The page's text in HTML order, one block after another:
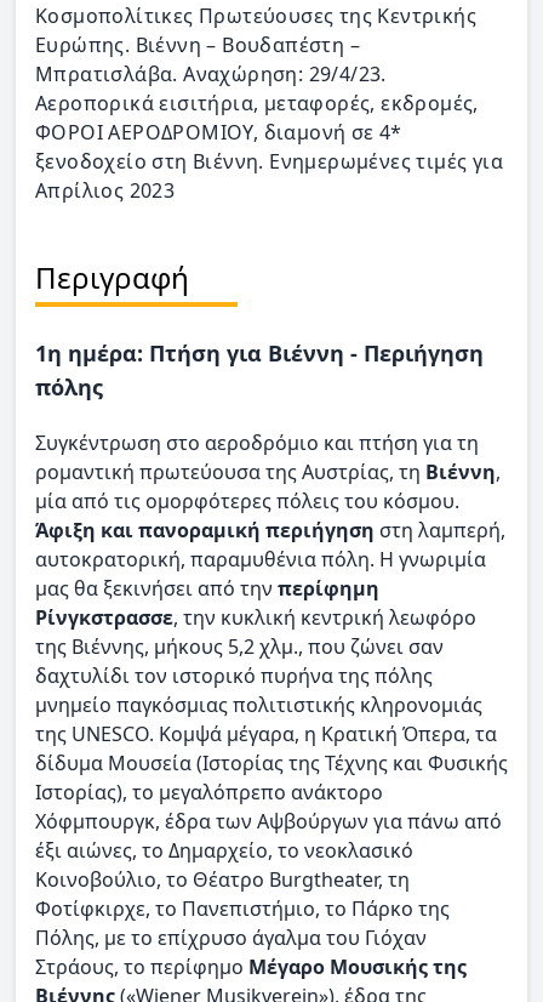
Κοσμοπολίτικες Πρωτεύουσες της Κεντρικής
Ευρώπης. Βιέννη – Βουδαπέστη –
Μπρατισλάβα. Αναχώρηση: 29/4/23.
Αεροπορικά εισιτήρια, μεταφορές, εκδρομές,
ΦΟΡΟΙ ΑΕΡΟΔΡΟΜΙΟΥ, διαμονή σε 4*
ξενοδοχείο στη Βιέννη. Ενημερωμένες τιμές για
Απρίλιος 2023
Περιγραφή
1η ημέρα: Πτήση για Βιέννη - Περιήγηση
πόλης
Συγκέντρωση στο αεροδρόμιο και πτήση για τη
ρομαντική πρωτεύουσα της Αυστρίας, τη Βιέννη,
μία από τις ομορφότερες πόλεις του κόσμου.
Άφιξη και πανοραμική περιήγηση στη λαμπερή,
αυτοκρατορική, παραμυθένια πόλη. Η γνωριμία
μας θα ξεκινήσει από την περίφημη
Ρίνγκστρασσε, την κυκλική κεντρική λεωφόρο
της Βιέννης, μήκους 5,2 χλμ., που ζώνει σαν
δαχτυλίδι τον ιστορικό πυρήνα της πόλης
μνημείο παγκόσμιας πολιτιστικής κληρονομιάς
της UNESCO. Κομψά μέγαρα, η Κρατική Όπερα, τα
δίδυμα Μουσεία (Ιστορίας της Τέχνης και Φυσικής
Ιστορίας), το μεγαλόπρεπο ανάκτορο
Χόφμπουργκ, έδρα των Αψβούργων για πάνω από
έξι αιώνες, το Δημαρχείο, το νεοκλασικό
Κοινοβούλιο, το Θέατρο Burgtheater, τη
Φοτίφκιρχε, το Πανεπιστήμιο, το Πάρκο της
Πόλης, με το επίχρυσο άγαλμα του Γιόχαν
Στράους, το περίφημο Μέγαρο Μουσικής της
Βιέννης(«Wiener Musikverein»), έδρα της